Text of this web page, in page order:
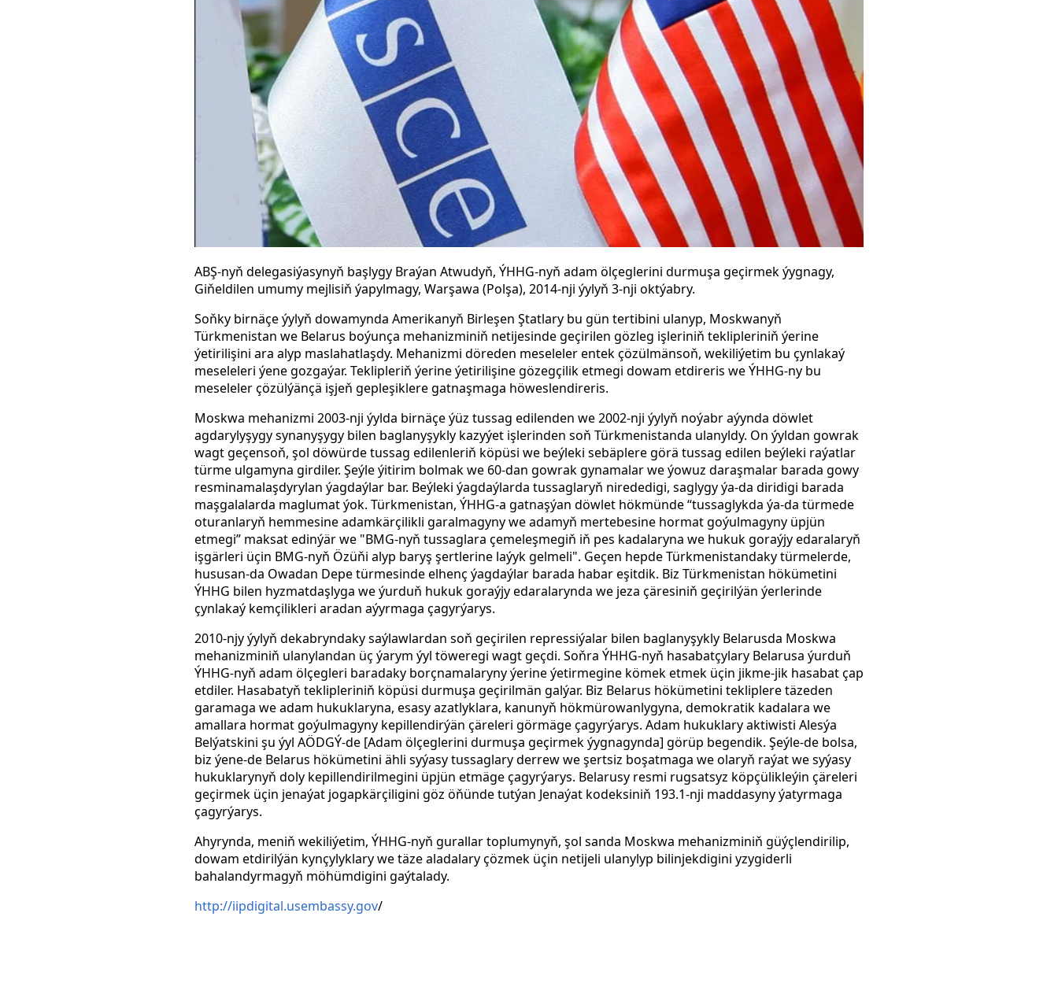
ABŞ-nyň delegasiýasynyň başlygy Braýan Atwudyň, ÝHHG-nyň adam ölçeglerini durmuşa geçirmek ýygnagy,
Giňeldilen umumy mejlisiň ýapylmagy, Warşawa (Polşa), 2014-nji ýylyň 3-nji oktýabry.
Soňky birnäçe ýylyň dowamynda Amerikanyň Birleşen Ştatlary bu gün tertibini ulanyp, Moskwanyň
Türkmenistan we Belarus boýunça mehanizminiň netijesinde geçirilen gözleg işleriniň teklipleriniň ýerine
ýetirilişini ara alyp maslahatlaşdy. Mehanizmi döreden meseleler entek çözülmänsoň, wekiliýetim bu çynlakaý
meseleleri ýene gozgaýar. Teklipleriň ýerine ýetirilişine gözegçilik etmegi dowam etdireris we ÝHHG-ny bu
meseleler çözülýänçä işjeň gepleşiklere gatnaşmaga höweslendireris.
Moskwa mehanizmi 2003-nji ýylda birnäçe ýüz tussag edilenden we 2002-nji ýylyň noýabr aýynda döwlet
agdarylyşygy synanyşygy bilen baglanyşykly kazyýet işlerinden soň Türkmenistanda ulanyldy. On ýyldan gowrak
wagt geçensoň, şol döwürde tussag edilenleriň köpüsi we beýleki sebäplere görä tussag edilen beýleki raýatlar
türme ulgamyna girdiler. Şeýle ýitirim bolmak we 60-dan gowrak gynamalar we ýowuz daraşmalar barada gowy
resminamalaşdyrylan ýagdaýlar bar. Beýleki ýagdaýlarda tussaglaryň nirededigi, saglygy ýa-da diridigi barada
maşgalalarda maglumat ýok. Türkmenistan, ÝHHG-a gatnaşýan döwlet hökmünde “tussaglykda ýa-da türmede
oturanlaryň hemmesine adamkärçilikli garalmagyny we adamyň mertebesine hormat goýulmagyny üpjün
etmegi” maksat edinýär we "BMG-nyň tussaglara çemeleşmegiň iň pes kadalaryna we hukuk goraýjy edaralaryň
işgärleri üçin BMG-nyň Özüňi alyp baryş şertlerine laýyk gelmeli". Geçen hepde Türkmenistandaky türmelerde,
hususan-da Owadan Depe türmesinde elhenç ýagdaýlar barada habar eşitdik. Biz Türkmenistan hökümetini
ÝHHG bilen hyzmatdaşlyga we ýurduň hukuk goraýjy edaralarynda we jeza çäresiniň geçirilýän ýerlerinde
çynlakaý kemçilikleri aradan aýyrmaga çagyrýarys.
2010-njy ýylyň dekabryndaky saýlawlardan soň geçirilen repressiýalar bilen baglanyşykly Belarusda Moskwa
mehanizminiň ulanylandan üç ýarym ýyl töweregi wagt geçdi. Soňra ÝHHG-nyň hasabatçylary Belarusa ýurduň
ÝHHG-nyň adam ölçegleri baradaky borçnamalaryny ýerine ýetirmegine kömek etmek üçin jikme-jik hasabat çap
etdiler. Hasabatyň teklipleriniň köpüsi durmuşa geçirilmän galýar. Biz Belarus hökümetini tekliplere täzeden
garamaga we adam hukuklaryna, esasy azatlyklara, kanunyň hökmürowanlygyna, demokratik kadalara we
amallara hormat goýulmagyny kepillendirýän çäreleri görmäge çagyrýarys. Adam hukuklary aktiwisti Alesýa
Belýatskini şu ýyl AÖDGÝ-de [Adam ölçeglerini durmuşa geçirmek ýygnagynda] görüp begendik. Şeýle-de bolsa,
biz ýene-de Belarus hökümetini ähli syýasy tussaglary derrew we şertsiz boşatmaga we olaryň raýat we syýasy
hukuklarynyň doly kepillendirilmegini üpjün etmäge çagyrýarys. Belarusy resmi rugsatsyz köpçülikleýin çäreleri
geçirmek üçin jenaýat jogapkärçiligini göz öňünde tutýan Jenaýat kodeksiniň 193.1-nji maddasyny ýatyrmaga
çagyrýarys.
Ahyrynda, meniň wekiliýetim, ÝHHG-nyň gurallar toplumynyň, şol sanda Moskwa mehanizminiň güýçlendirilip,
dowam etdirilýän kynçylyklary we täze aladalary çözmek üçin netijeli ulanylyp bilinjekdigini yzygiderli
bahalandyrmagyň möhümdigini gaýtalady.
http://iipdigital.usembassy.gov/